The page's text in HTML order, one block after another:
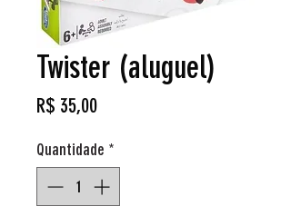
Twister (aluguel)
R$ 35,00Preço
Quantidade *